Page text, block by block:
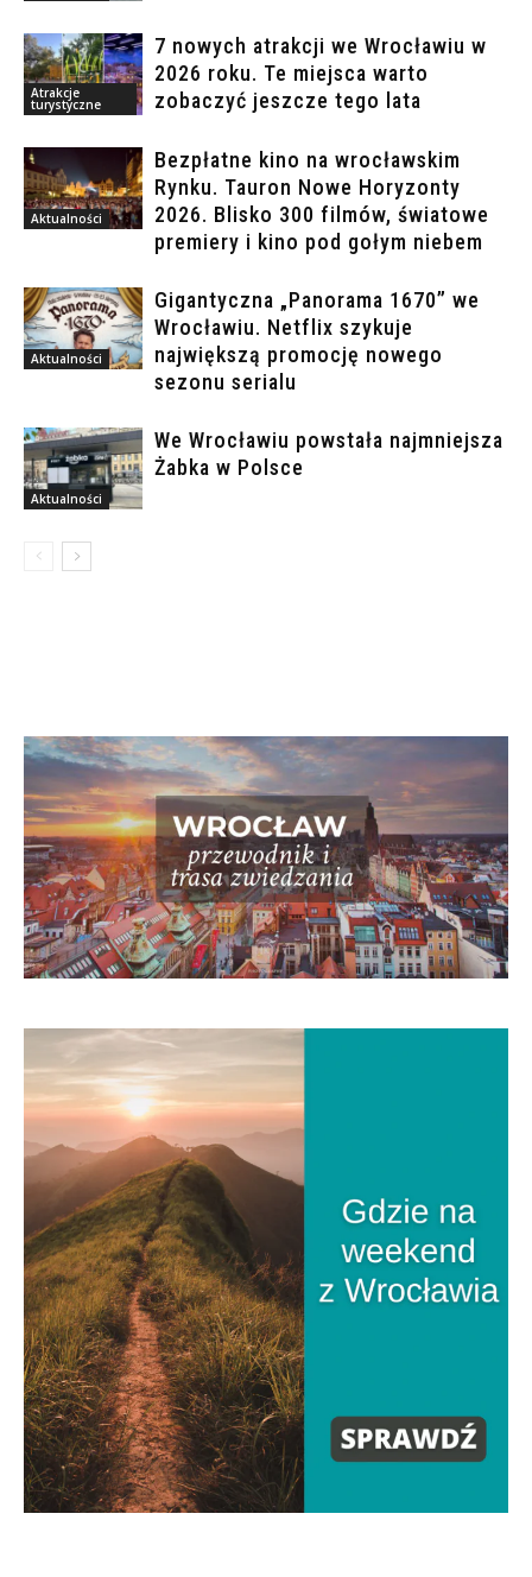
Atrakcje
turystyczne
7 nowych atrakcji we Wrocławiu w
2026 roku. Te miejsca warto
zobaczyć jeszcze tego lata
Aktualności
Bezpłatne kino na wrocławskim
Rynku. Tauron Nowe Horyzonty
2026. Blisko 300 filmów, światowe
premiery i kino pod gołym niebem
Aktualności
Gigantyczna „Panorama 1670” we
Wrocławiu. Netflix szykuje
największą promocję nowego
sezonu serialu
Aktualności
We Wrocławiu powstała najmniejsza
Żabka w Polsce